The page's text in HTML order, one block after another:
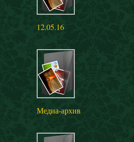
12.05.16
Медиа-архив